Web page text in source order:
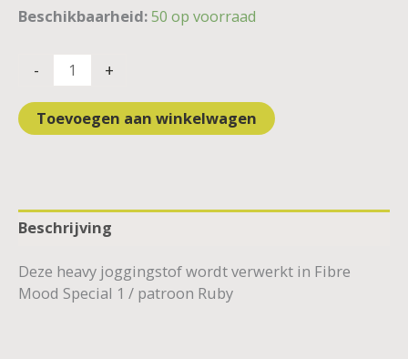
Beschikbaarheid:50 op voorraad
- +
Toevoegen aan winkelwagen
Beschrijving
Deze heavy joggingstof wordt verwerkt in Fibre
Mood Special 1 / patroon Ruby